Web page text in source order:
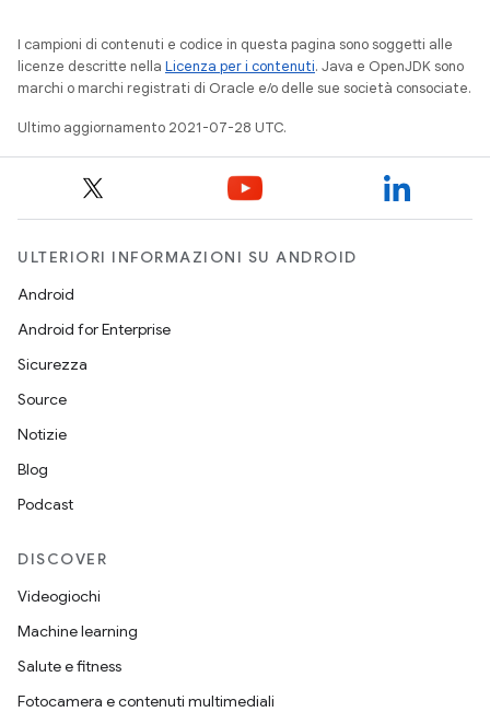
I campioni di contenuti e codice in questa pagina sono soggetti alle
licenze descritte nella Licenza per i contenuti. Java e OpenJDK sono
marchi o marchi registrati di Oracle e/o delle sue società consociate.
Ultimo aggiornamento 2021-07-28 UTC.
ULTERIORI INFORMAZIONI SU ANDROID
Android
Android for Enterprise
Sicurezza
Source
Notizie
Blog
Podcast
DISCOVER
Videogiochi
Machine learning
Salute e fitness
Fotocamera e contenuti multimediali